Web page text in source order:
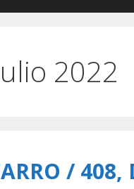
2022
/